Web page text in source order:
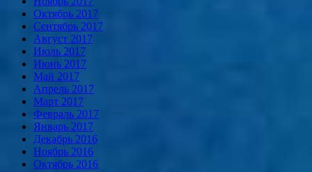
Октябрь 2017
Сентябрь 2017
Август 2017
Июль 2017
Июнь 2017
Май 2017
Апрель 2017
Март 2017
Февраль 2017
Январь 2017
Декабрь 2016
Ноябрь 2016
Октябрь 2016